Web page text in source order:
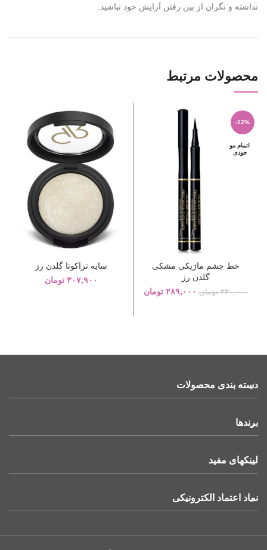
نداشته و نگران از بین رفتن آرایش خود نباشید.
محصولات مرتبط
-12%
اتمام مو
جودی
خط چشم ماژیکی مشکی
گلدن رز
۳۳۰,۰۰۰ تومان ۲۸۹,۰۰۰ تومان
سایه تراکوتا گلدن رز
۳۰۷,۹۰۰ تومان
دسته بندی محصولات
برندها
لینکهای مفید
نماد اعتماد الکترونیکی